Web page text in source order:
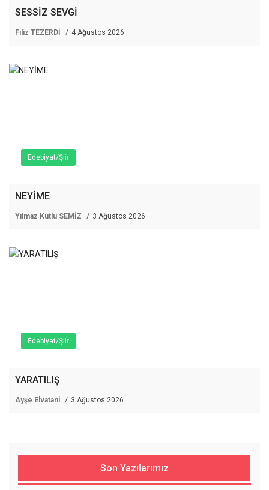
SESSİZ SEVGİ
Filiz TEZERDİ 4 Ağustos 2026
Edebiyat/Şiir
NEYİME
Yılmaz Kutlu SEMİZ 3 Ağustos 2026
Edebiyat/Şiir
YARATILIŞ
Ayşe Elvatani 3 Ağustos 2026
Son Yazılarımız